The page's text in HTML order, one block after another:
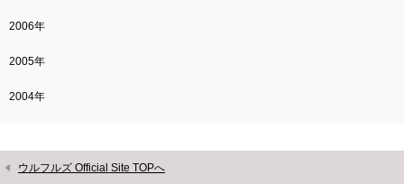
2006年
2005年
2004年
ウルフルズ Official Site TOPへ